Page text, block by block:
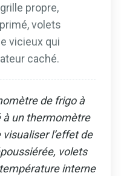
propre,
volets
vicieux qui
caché.
de frigo à
à un thermomètre
l’effet de
volets
interne